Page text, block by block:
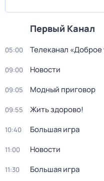
Первый Канал
05:00 Телеканал «Доброе
09:00 Новости
09:05 Модный приговор
09:55 Жить здорово!
10:40 Большая игра
11:00 Новости
11:30 Большая игра